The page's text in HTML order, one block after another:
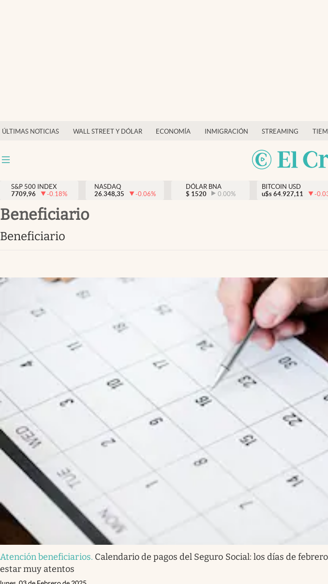
ÚLTIMAS NOTICIAS WALL STREET Y DÓLAR ECONOMÍA INMIGRACIÓN STREAMING
Tiempo
Streaming
Lifestyle
S&P 500 INDEX
7709,96
-0.18%
NASDAQ
26.348,35
-0.06%
DÓLAR BNA
$ 1520 0.00%
BITCOIN USD
u$s 64.927,11 -
beneficiario
beneficiario
Atención beneficiarios. Calendario de pagos del Seguro Social: los días de
estar muy atentos